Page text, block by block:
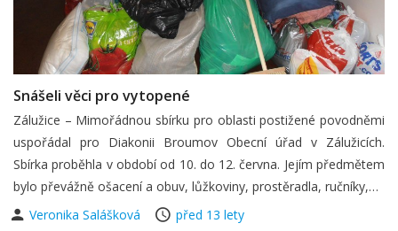
Snášeli věci pro vytopené
Zálužice – Mimořádnou sbírku pro oblasti postižené povodněmi
uspořádal pro Diakonii Broumov Obecní úřad v Zálužicích.
Sbírka proběhla v období od 10. do 12. června. Jejím předmětem
bylo převážně ošacení a obuv, lůžkoviny, prostěradla, ručníky,…
Veronika Salášková
před 13 lety